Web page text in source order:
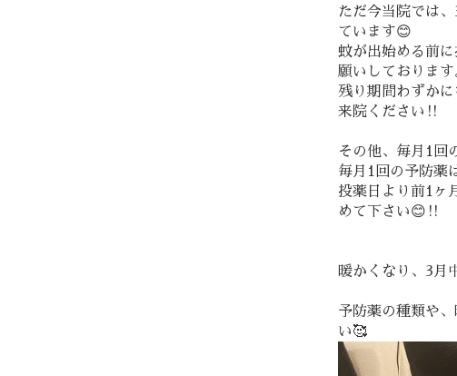
ただ今当院では
ています😊
蚊が出始める前
願いしております
残り期間わずか
来院ください‼️
その他、毎月1回
毎月1回の予防薬
投薬日より前1ヶ
めて下さい😊‼️
暖かくなり、3月
予防薬の種類や
い🥰